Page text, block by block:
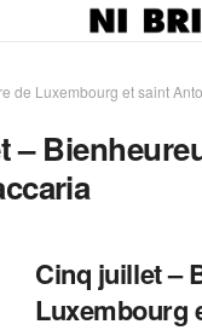
de Luxembourg et saint
–
Cinq juillet –
Luxembourg